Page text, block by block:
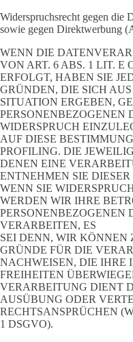
Widerspruchsrecht gegen die
sowie gegen Direktwerbung
WENN DIE
VON ART. 6 ABS. 1 LIT. E
ERFOLGT, HABEN SIE
GRÜNDEN, DIE SICH
SITUATION ERGEBEN,
PERSONENBEZOGENEN
WIDERSPRUCH
AUF DIESE
PROFILING. DIE
DENEN EINE
ENTNEHMEN SIE
WENN SIE
WERDEN WIR IHRE
PERSONENBEZOGENEN
VERARBEITEN, ES
SEI DENN, WIR KÖNNEN
GRÜNDE FÜR DIE
NACHWEISEN, DIE IHRE
FREIHEITEN
VERARBEITUNG DIENT
AUSÜBUNG ODER
RECHTSANSPRÜCHEN
1 DSGVO).